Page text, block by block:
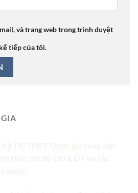
và trang web trong trình duyệt
tiếp của tôi.